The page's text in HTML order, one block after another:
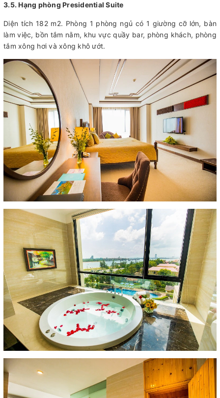
3.5. Hạng phòng Presidential Suite
Diện tích 182 m2. Phòng 1 phòng ngủ có 1 giường cỡ lớn, bàn
làm việc, bồn tắm nằm, khu vực quầy bar, phòng khách, phòng
tắm xông hơi và xông khô ướt.